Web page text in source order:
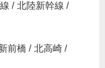
/ 北陸新幹線 /
前橋 / 北高崎 /